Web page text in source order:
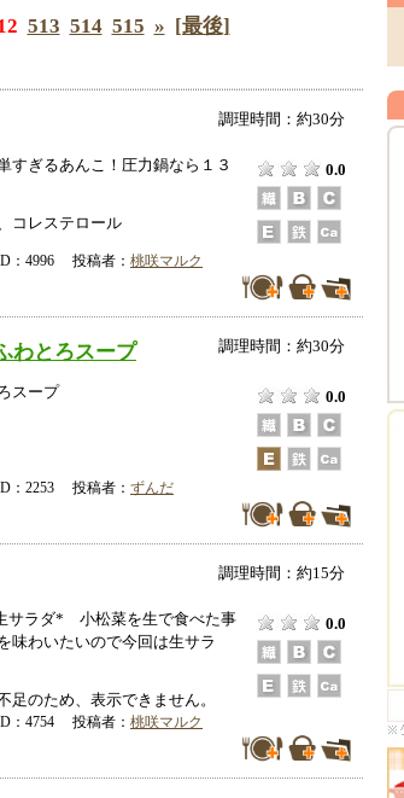
513 514 515 » [最後]
調理時間：約30分
すぎるあんこ！圧力鍋なら１３
0.0
コレステロール
：4996 投稿者： 桃咲マルク
わとろスープ 調理時間：約30分
スープ
0.0
：2253 投稿者： ずんだ
調理時間：約15分
サラダ* 小松菜を生で食べた事
味わいたいので今回は生サラ
0.0
のため、表示できません。
：4754 投稿者： 桃咲マルク